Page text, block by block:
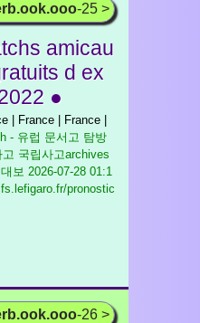
-25 >
amicau
d ex
●
| France | France |
- 유럽 문서고 탐방
국립사고archives
보 2026-07-28 01:1
pronostic
-26 >